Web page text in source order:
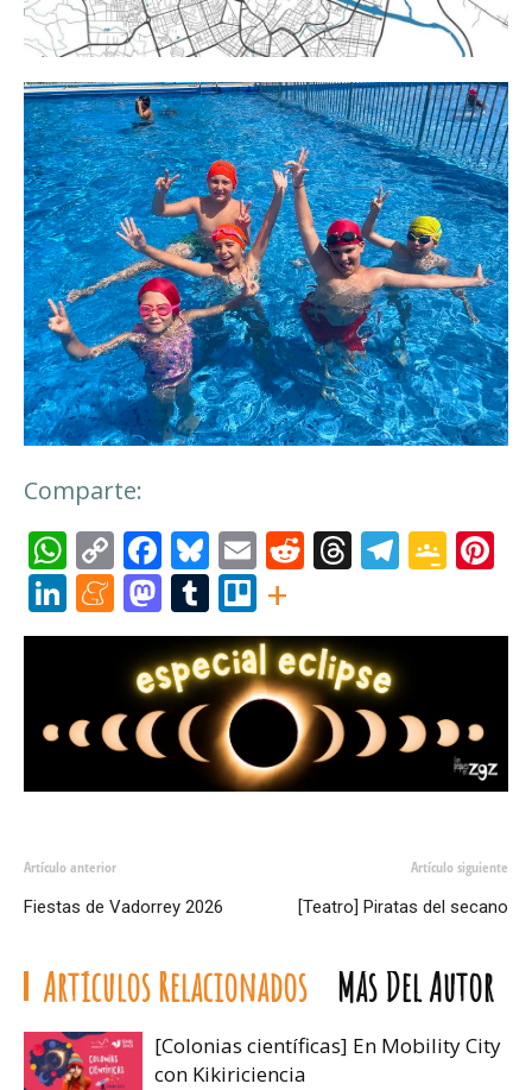
Comparte:
WhatsApp
Copy
Link
Facebook
Bluesky
EmailReddit
Threads
LinkedIn
Meneame
Mastodon
Tumblr
Trello
+
Artículo anterior
Fiestas de Vadorrey 2026
Artículo siguiente
[Teatro] Piratas del secano
Artículos Relacionados Más Del Autor
[Colonias científicas] En Mobility City
con Kikiriciencia